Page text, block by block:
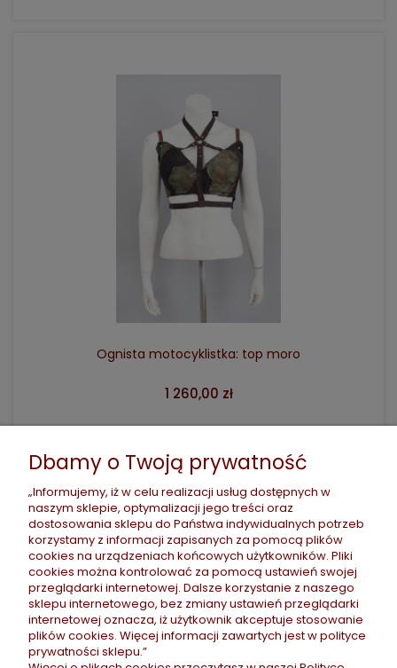
Ognista motocyklistka: top moro
1 260,00 zł
POMOC
PŁATNOŚCI I DOSTAWA
INFORMACJE
Dbamy o Twoją prywatność
„Informujemy, iż w celu realizacji usług dostępnych w
naszym sklepie, optymalizacji jego treści oraz
dostosowania sklepu do Państwa indywidualnych potrzeb
korzystamy z informacji zapisanych za pomocą plików
cookies na urządzeniach końcowych użytkowników. Pliki
cookies można kontrolować za pomocą ustawień swojej
przeglądarki internetowej. Dalsze korzystanie z naszego
sklepu internetowego, bez zmiany ustawień przeglądarki
internetowej oznacza, iż użytkownik akceptuje stosowanie
plików cookies. Więcej informacji zawartych jest wpolityce
prywatności sklepu.”